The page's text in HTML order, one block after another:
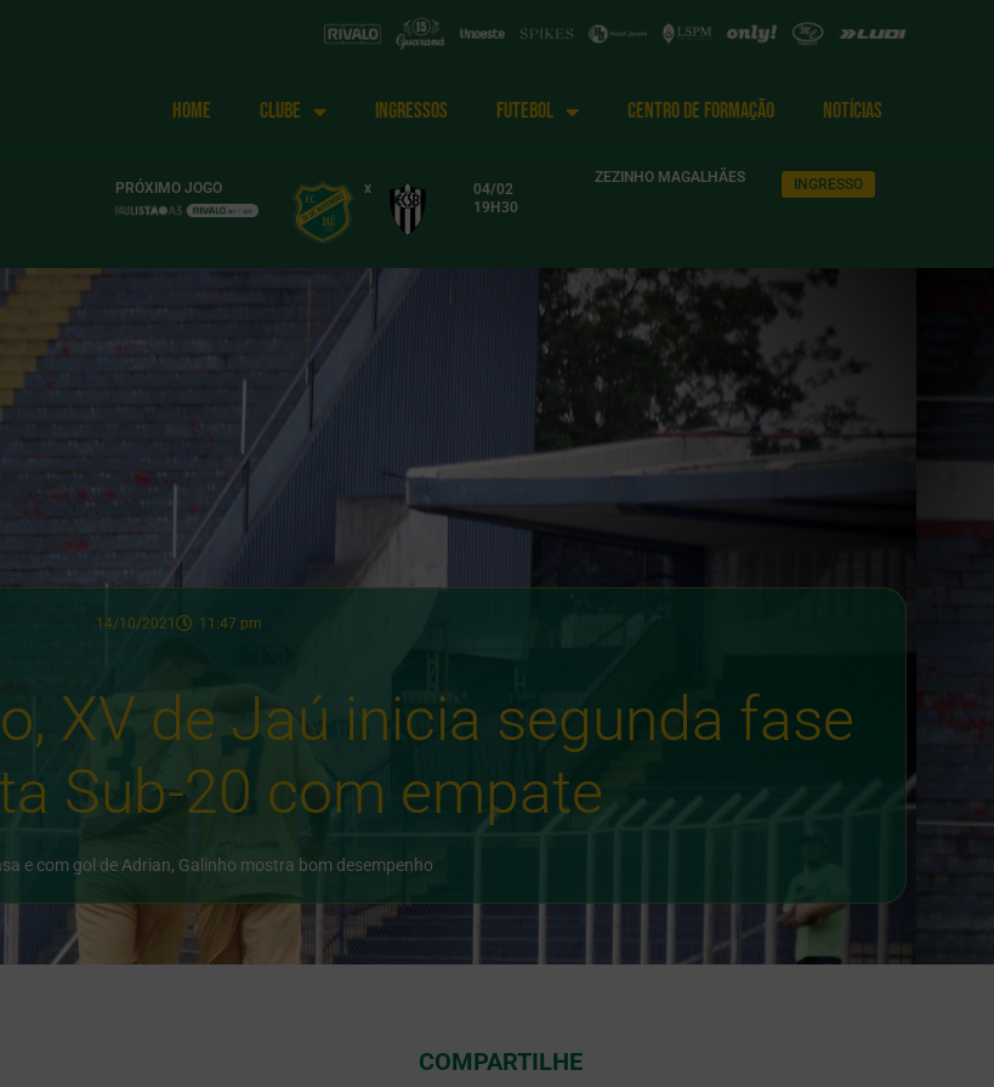
HOME CLUBE INGRESSOS FUTEBOL CENTRO DE FORMAÇÃO NOTÍCIAS
PRÓXIMO JOGO x
04/02
19H30
ZEZINHO MAGALHÃES INGRESSO
14/10/2021 11:47 pm
XV de Jaú inicia segunda fase
Sub-20 com empate
e com gol de Adrian, Galinho mostra bom desempenho
COMPARTILHE